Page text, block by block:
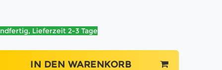
Lieferzeit 2-3 Tage
IN DEN WARENKORB